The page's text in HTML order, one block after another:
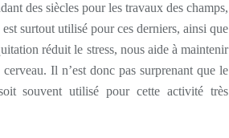
des siècles pour les travaux des champs,
surtout utilisé pour ces derniers, ainsi que
réduit le stress, nous aide à maintenir
Il n’est donc pas surprenant que le
souvent utilisé pour cette activité très